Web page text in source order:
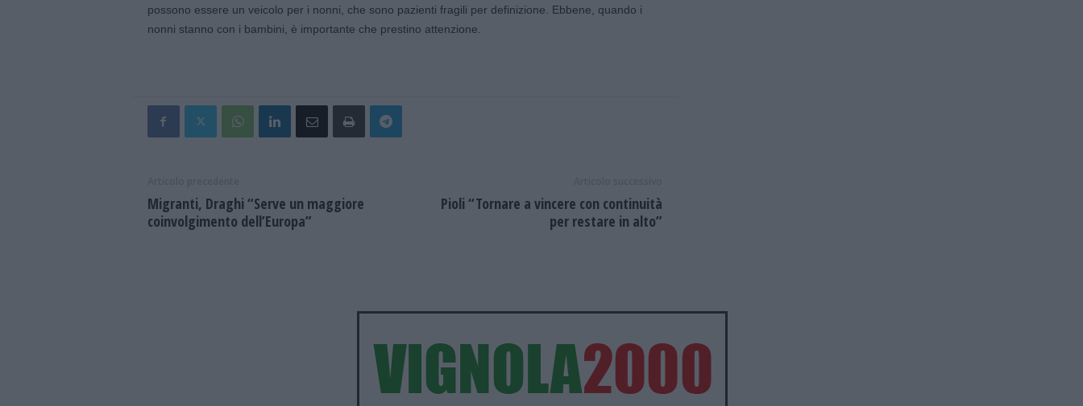
possono essere un veicolo per i nonni, che sono pazienti fragili per definizione. Ebbene, quando i
nonni stanno con i bambini, è importante che prestino attenzione.
Migranti, Draghi “Serve un maggiore
coinvolgimento dell’Europa”
Pioli “Tornare a vincere con continuità
per restare in alto”